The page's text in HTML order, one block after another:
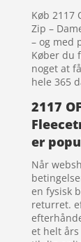
Køb 2117
Zip –
– og med
Køber du
noget at
hele 365
2117
er
Når
en fysisk
returret.
et helt